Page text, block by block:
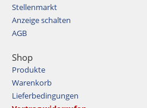
Stellenmarkt
Anzeige schalten
AGB
Shop
Produkte
Warenkorb
Lieferbedingungen